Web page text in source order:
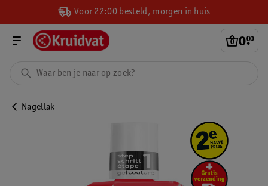
Voor 22:00 besteld, morgen in huis
0.
00
Nagellak